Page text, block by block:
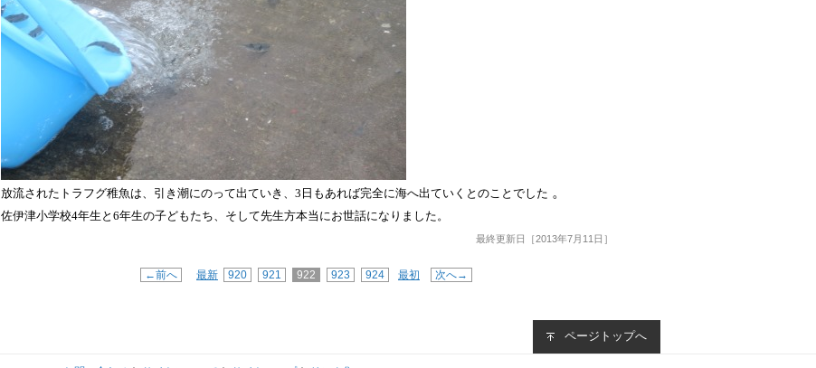
放流されたトラフグ稚魚は、引き潮にのって出ていき、 3 日もあれば完全に海へ出ていくとのことでした 。
佐伊津小学校4年生と 6年生の子どもたち、そして先生方本当にお世話になりました。
最終更新日［2013年7月11日］
←前へ 最新 920 921 922 923 924 最初 次へ→
ページトップへ